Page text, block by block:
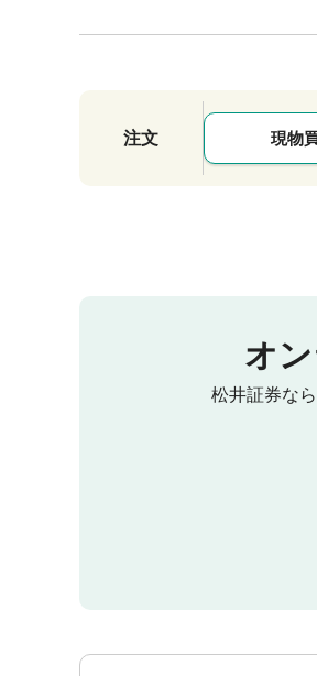
注文 現物
オン
松井証券な